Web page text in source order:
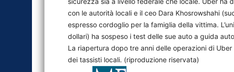
con le autorità locali e il ceo Dara Khosrowshahi
espresso cordoglio per la famiglia della vittima.
dollari) ha sospeso i test delle sue auto a guida
La riapertura dopo tre anni delle operazioni di
dei tassisti locali. (riproduzione riservata)